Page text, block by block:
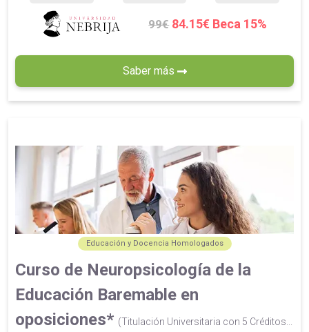
99€ 84.15€ Beca 15%
Saber más
Educación y Docencia Homologados
Curso de Neuropsicología de la
Educación Baremable en
oposiciones* (Titulación Universitaria con 5 Créditos...